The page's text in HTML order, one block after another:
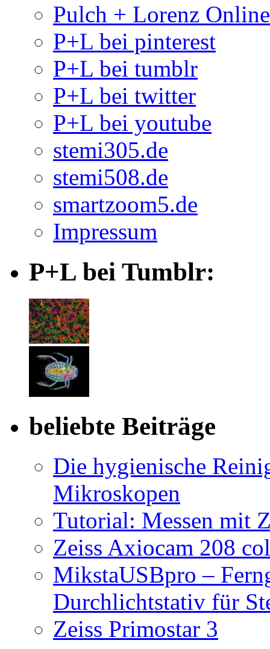
Pulch + Lorenz
P+L bei pinterest
P+L bei tumblr
P+L bei twitter
P+L bei youtube
stemi305.de
stemi508.de
smartzoom5.de
Impressum
P+L bei Tumblr:
beliebte Beiträge
Die hygienische
Mikroskopen
Tutorial: Messen mit
Zeiss Axiocam 208
MikstaUSBpro –
Durchlichtstativ für
Zeiss Primostar 3